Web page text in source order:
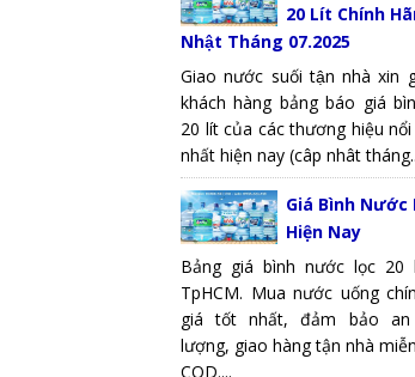
20 Lít Chính
Nhật Tháng 07.2025
Giao nước suối tận nhà xin
khách hàng bảng báo giá
20 lít của các thương hiệu
nhất hiện nay (câp nhât
Giá Bình Nước
Hiện Nay
Bảng giá bình nước lọc 20
TpHCM. Mua nước uống
giá tốt nhất, đảm bảo
lượng, giao hàng tận nhà
COD....